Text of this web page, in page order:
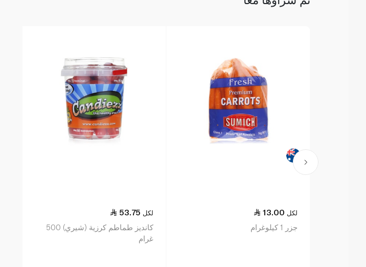
13.00 لكل
جزر 1 كيلوغرام
53.75 لكل
كانديز طماطم كرزية (شيري) 500
غرام